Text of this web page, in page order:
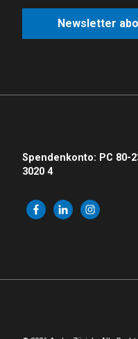
Newsletter
Spendenkonto: PC 80-
3020 4